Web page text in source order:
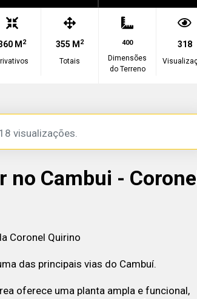
M 2 355 M 2
Totais
400
Dimensões
do Terreno
318
visualizações.
no Cambui -
Coronel Quirino
das principais vias do Cambuí.
oferece uma planta ampla e funcional,